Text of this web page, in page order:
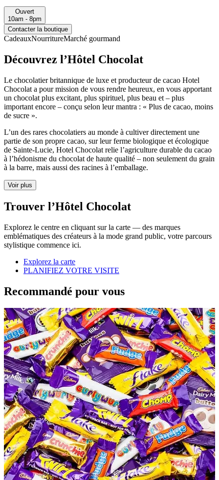
Ouvert
10am - 8pm
Contacter la boutique
CadeauxNourritureMarché gourmand
Découvrez l’Hôtel Chocolat
Le chocolatier britannique de luxe et producteur de cacao Hotel
Chocolat a pour mission de vous rendre heureux, en vous apportant
un chocolat plus excitant, plus spirituel, plus beau et – plus
important encore – conçu selon leur mantra : « Plus de cacao, moins
de sucre ».
L’un des rares chocolatiers au monde à cultiver directement une
partie de son propre cacao, sur leur ferme biologique et écologique
de Sainte-Lucie, Hotel Chocolat relie l’agriculture durable du cacao
à l’hédonisme du chocolat de haute qualité – non seulement du grain
à la barre, mais aussi des racines à l’emballage.
Voir plus
Trouver l’Hôtel Chocolat
Explorez le centre en cliquant sur la carte — des marques
emblématiques des créateurs à la mode grand public, votre parcours
stylistique commence ici.
Explorez la carte
PLANIFIEZ VOTRE VISITE
Recommandé pour vous